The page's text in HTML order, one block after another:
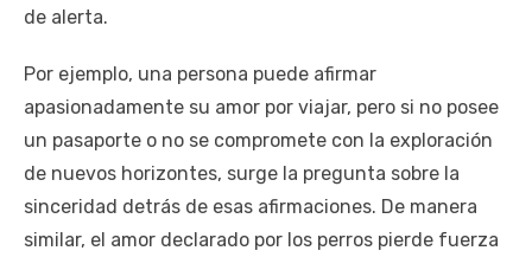
de alerta.
Por ejemplo, una persona puede afirmar
apasionadamente su amor por viajar, pero si no posee
un pasaporte o no se compromete con la exploración
de nuevos horizontes, surge la pregunta sobre la
sinceridad detrás de esas afirmaciones. De manera
similar, el amor declarado por los perros pierde fuerza